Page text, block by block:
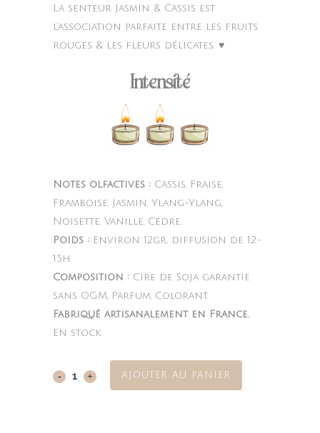
sur 5
basé sur
client
La senteur Jasmin & Cassis est
l’association parfaite entre les fruits
rouges & les fleurs délicates. ♥
Intensité
Notes olfactives : Cassis, Fraise,
Framboise, Jasmin, Ylang-Ylang,
Noisette, Vanille, Cèdre.
Poids : Environ 12gr, diffusion de 12-
15h.
Composition : Cire de Soja garantie
sans OGM, Parfum, Colorant.
Fabriqué artisanalement en France.
En stock
Jasmin AJOUTER AU PANIER